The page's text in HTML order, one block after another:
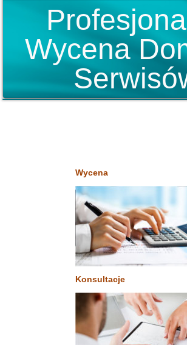
Wycena
Wycena
Konsultacje